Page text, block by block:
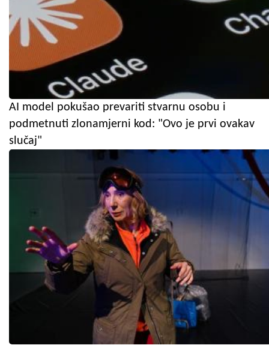
AI model pokušao prevariti stvarnu osobu i
podmetnuti zlonamjerni kod: "Ovo je prvi ovakav
slučaj"